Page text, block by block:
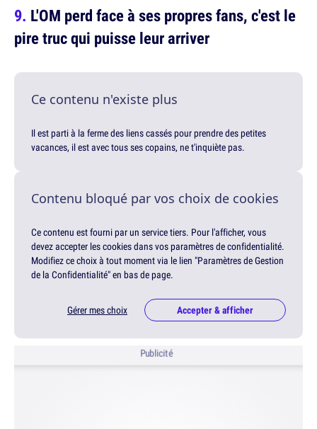
L'OM perd face à ses propres fans, c'est le
pire truc qui puisse leur arriver
Ce contenu n'existe plus
Il est parti à la ferme des liens cassés pour prendre des petites
vacances, il est avec tous ses copains, ne t'inquiète pas.
Contenu bloqué par vos choix de cookies
Ce contenu est fourni par un service tiers. Pour l'afficher, vous
devez accepter les cookies dans vos paramètres de confidentialité.
Modifiez ce choix à tout moment via le lien "Paramètres de Gestion
de la Confidentialité" en bas de page.
Gérer mes choix Accepter & afficher
Publicité